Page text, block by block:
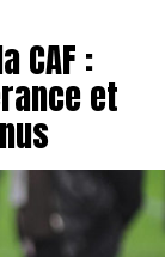
CAF :
et